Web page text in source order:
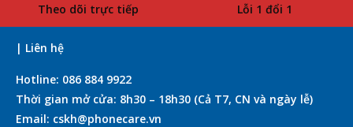
Theo dõi trực tiếp Lỗi 1 đổi 1
| Liên hệ
Hotline: 086 884 9922
Thời gian mở cửa: 8h30 – 18h30 (Cả T7, CN và ngày lễ)
Email: cskh@phonecare.vn